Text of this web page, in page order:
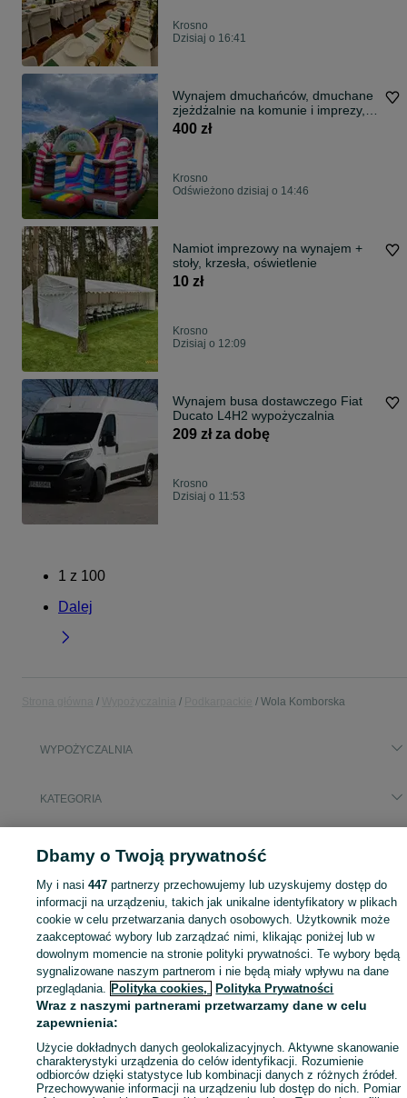
Krosno
Dzisiaj o 16:41
Wynajem dmuchańców, dmuchane
zjeżdżalnie na komunie i imprezy,
piana party
400 zł
Krosno
Odświeżono dzisiaj o 14:46
Namiot imprezowy na wynajem +
stoły, krzesła, oświetlenie
10 zł
Krosno
Dzisiaj o 12:09
Wynajem busa dostawczego Fiat
Ducato L4H2 wypożyczalnia
209 zł za dobę
Krosno
Dzisiaj o 11:53
1 z 100
Dalej
Wola Komborska
WYPOŻYCZALNIA
KATEGORIA
Mapa kategorii
Mapa miejscowości
Mapa ministron
Popularne wyszukiwania
Dbamy o Twoją prywatność
My i nasi447 partnerzy przechowujemy lub uzyskujemy dostęp do
informacji na urządzeniu, takich jak unikalne identyfikatory w plikach
cookie w celu przetwarzania danych osobowych. Użytkownik może
zaakceptować wybory lub zarządzać nimi, klikając poniżej lub w
dowolnym momencie na stronie polityki prywatności. Te wybory będą
sygnalizowane naszym partnerom i nie będą miały wpływu na dane
przeglądania. Polityka cookies, Polityka Prywatności
Wraz z naszymi partnerami przetwarzamy dane w celu
zapewnienia:
Użycie dokładnych danych geolokalizacyjnych. Aktywne skanowanie
charakterystyki urządzenia do celów identyfikacji. Rozumienie
odbiorców dzięki statystyce lub kombinacji danych z różnych źródeł.
Przechowywanie informacji na urządzeniu lub dostęp do nich. Pomiar